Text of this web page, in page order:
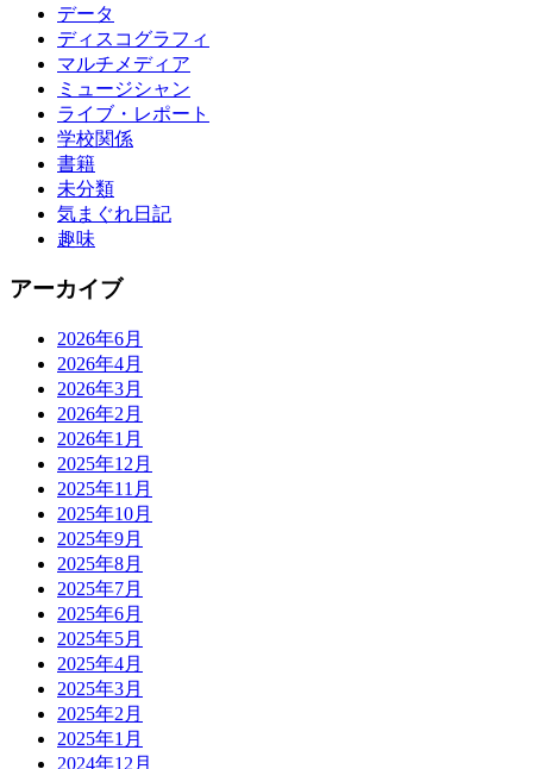
データ
ディスコグラフィ
マルチメディア
ミュージシャン
ライブ・レポート
学校関係
書籍
未分類
気まぐれ日記
趣味
アーカイブ
2026年6月
2026年4月
2026年3月
2026年2月
2026年1月
2025年12月
2025年11月
2025年10月
2025年9月
2025年8月
2025年7月
2025年6月
2025年5月
2025年4月
2025年3月
2025年2月
2025年1月
2024年12月